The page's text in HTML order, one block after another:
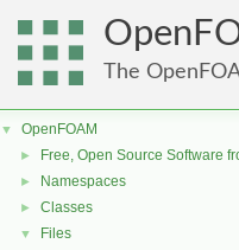
The
▼ OpenFOAM
► Free, Open Source Software
► Namespaces
► Classes
▼ Files